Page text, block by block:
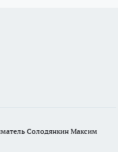
Солодянкин Максим